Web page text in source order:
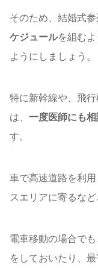
そのため、結婚式
ケジュールを組む
ようにしましょう。
特に新幹線や、飛
は、 一度医師にも相
す。
車で高速道路を利
スエリアに寄るなど
電車移動の場合で
をしておいたり、